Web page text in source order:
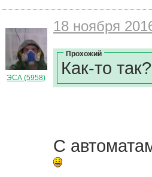
ЭСА (5958)
18 ноября
Прохожий
Как-то
С